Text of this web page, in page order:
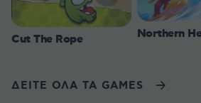
Cut The Rope Northern
ΔΕΙΤΕ ΟΛΑ ΤΑ GAMES